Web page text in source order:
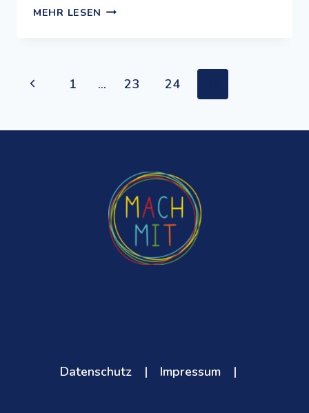
MEHR LESEN KOSTENLOS
FÜR
Seitennavigation
Previous1 … 23 24
Datenschutz | Impressum |